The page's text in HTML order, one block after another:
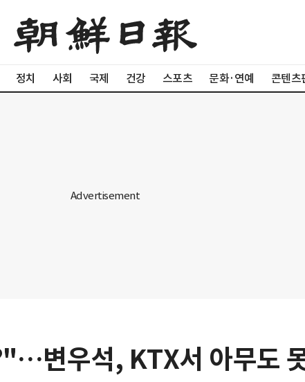
정치 사회 국제 건강 스포츠 문화·연예 콘텐츠
변우석, KTX서 아무도